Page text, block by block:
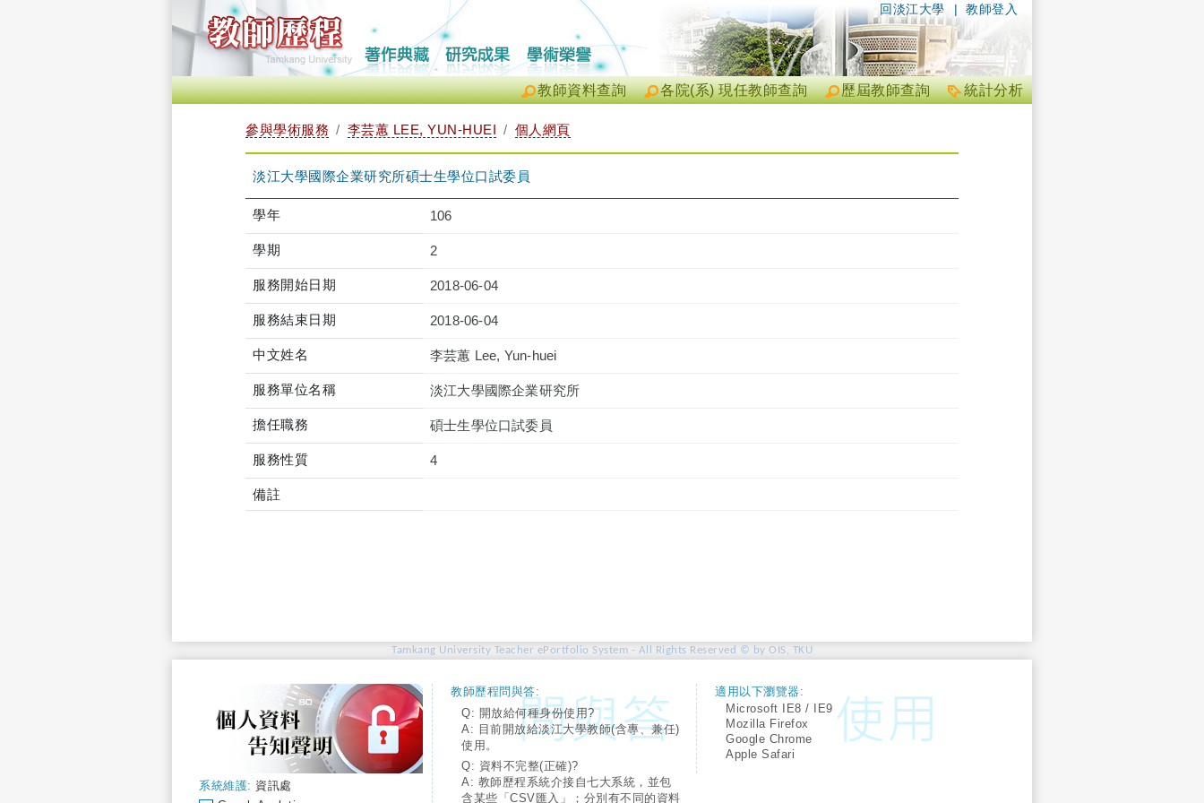
| 教師登入
回淡江大學
統計分析
歷屆教師查詢
各院(系) 現任教師查詢
教師資料查詢
參與學術服務 李芸蕙 LEE, YUN-HUEI 個人網頁
淡江大學國際企業研究所碩士生學位口試委員
學年 106
學期 2
服務開始日期 2018-06-04
服務結束日期 2018-06-04
中文姓名 李芸蕙 Lee, Yun-huei
服務單位名稱 淡江大學國際企業研究所
擔任職務 碩士生學位口試委員
服務性質 4
備註
Tamkang University Teacher ePortfolio System - All Rights Reserved © by OIS, TKU
系統維護: 資訊處
教師歷程問與答:
Q: 開放給何種身份使用?
A: 目前開放給淡江大學教師(含專、兼任)
使用。
Q: 資料不完整(正確)?
A: 教師歷程系統介接自七大系統，並包
含某些「CSV匯入」；分別有不同的資料
適用以下瀏覽器:
Microsoft IE8 / IE9
Mozilla Firefox
Google Chrome
Apple Safari